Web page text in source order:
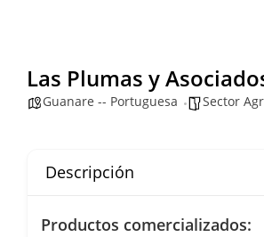
Las Plumas y
Guanare -- Portuguesa Sector
Descripción
Productos comercializados: